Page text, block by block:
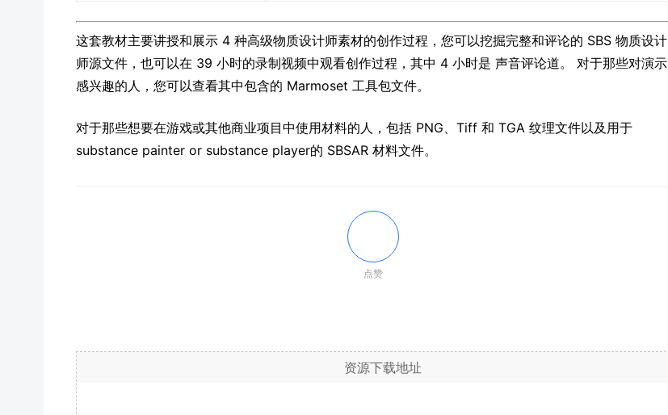
这套教材主要讲授和展示 4 种高级物质设计师素材的创作过程，您可以挖掘完整和评论的 SBS 物质设计
师源文件，也可以在 39 小时的录制视频中观看创作过程，其中 4 小时是 声音评论道。 对于那些对演示
感兴趣的人，您可以查看其中包含的 Marmoset 工具包文件。
对于那些想要在游戏或其他商业项目中使用材料的人，包括 PNG、Tiff 和 TGA 纹理文件以及用于
substance painter or substance player的 SBSAR 材料文件。
点赞
资源下载地址